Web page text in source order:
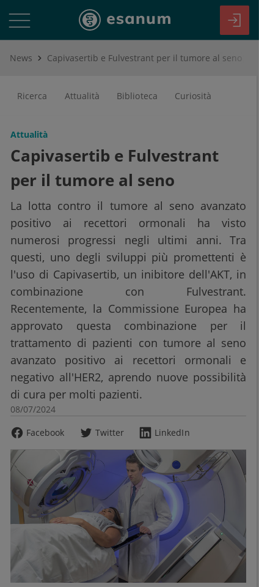
News Capivasertib e Fulvestrant per il tumore al seno
Ricerca Attualità Biblioteca Curiosità
Attualità
Capivasertib e Fulvestrant
per il tumore al seno
La lotta contro il tumore al seno avanzato
positivo ai recettori ormonali ha visto
numerosi progressi negli ultimi anni. Tra
questi, uno degli sviluppi più promettenti è
l'uso di Capivasertib, un inibitore dell'AKT, in
combinazione con Fulvestrant.
Recentemente, la Commissione Europea ha
approvato questa combinazione per il
trattamento di pazienti con tumore al seno
avanzato positivo ai recettori ormonali e
negativo all'HER2, aprendo nuove possibilità
di cura per molti pazienti.
08/07/2024
Facebook
Twitter LinkedIn